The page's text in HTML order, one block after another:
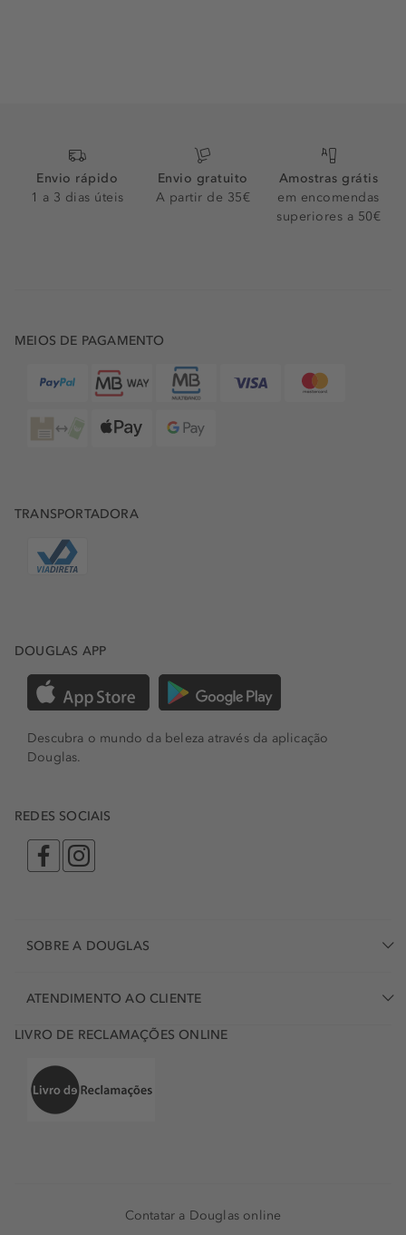
Envio rápido
1 a 3 dias úteis
Envio gratuito
A partir de 35€
Amostras grátis
em encomendas
superiores a 50€
MEIOS DE PAGAMENTO
TRANSPORTADORA
DOUGLAS APP
Descubra o mundo da beleza através da aplicação
Douglas.
REDES SOCIAIS
SOBRE A DOUGLAS
ATENDIMENTO AO CLIENTE
LIVRO DE RECLAMAÇÕES ONLINE
Contatar a Douglas online